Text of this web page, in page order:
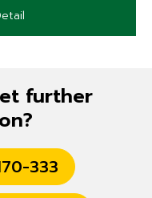
further
333